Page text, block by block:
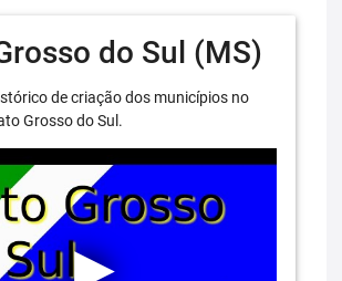
do Sul (MS)
de criação dos municípios no
Grosso do Sul.